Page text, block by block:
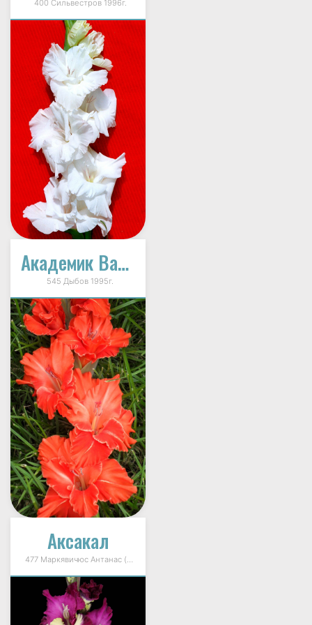
400 Сильвестров 1996г.
Академик Вавилов
545 Дыбов 1995г.
Аксакал
477 Маркявичюс Антанас (Markevičius) 1995г.